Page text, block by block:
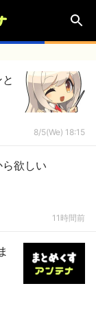
8/5(We) 18:15
ら欲しい
11時間前